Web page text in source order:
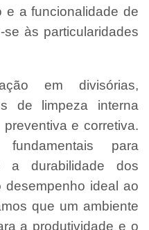
e a funcionalidade de
às particularidades
em divisórias,
de limpeza interna
e corretiva.
para
a durabilidade dos
desempenho ideal ao
que um ambiente
a produtividade e o